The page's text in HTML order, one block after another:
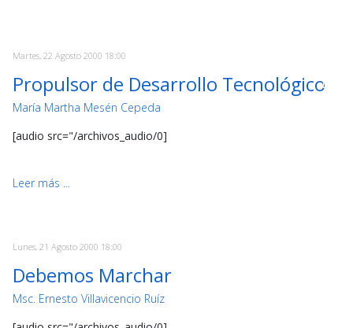
Martes, 22 Agosto 2000 18:00
Propulsor de Desarrollo Tecnológico
María Martha Mesén Cepeda
[audio src="/archivos_audio/0]
Leer más ...
Lunes, 21 Agosto 2000 18:00
Debemos Marchar
Msc. Ernesto Villavicencio Ruíz